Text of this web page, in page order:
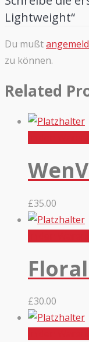
Lightweight“
Du mußt
zu können.
Related
£35.00
£30.00